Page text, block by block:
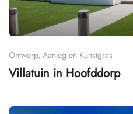
Ontwerp, Aanleg en Kunstgras
Villatuin in Hoofddorp